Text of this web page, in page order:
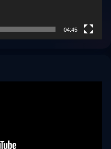
04:45